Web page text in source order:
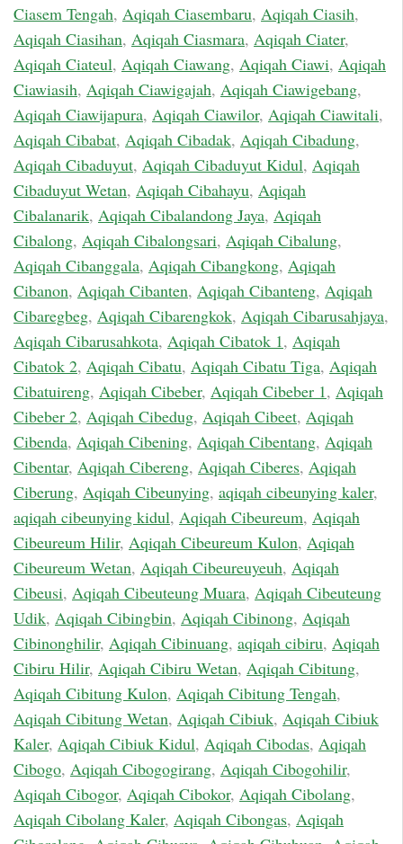
Ciasem Tengah, Aqiqah Ciasembaru, Aqiqah Ciasih,
Aqiqah Ciasihan, Aqiqah Ciasmara, Aqiqah Ciater,
Aqiqah Ciateul, Aqiqah Ciawang, Aqiqah Ciawi, Aqiqah
Ciawiasih, Aqiqah Ciawigajah, Aqiqah Ciawigebang,
Aqiqah Ciawijapura, Aqiqah Ciawilor, Aqiqah Ciawitali,
Aqiqah Cibabat, Aqiqah Cibadak, Aqiqah Cibadung,
Aqiqah Cibaduyut, Aqiqah Cibaduyut Kidul, Aqiqah
Cibaduyut Wetan, Aqiqah Cibahayu, Aqiqah
Cibalanarik, Aqiqah Cibalandong Jaya, Aqiqah
Cibalong, Aqiqah Cibalongsari, Aqiqah Cibalung,
Aqiqah Cibanggala, Aqiqah Cibangkong, Aqiqah
Cibanon, Aqiqah Cibanten, Aqiqah Cibanteng, Aqiqah
Cibaregbeg, Aqiqah Cibarengkok, Aqiqah Cibarusahjaya,
Aqiqah Cibarusahkota, Aqiqah Cibatok 1, Aqiqah
Cibatok 2, Aqiqah Cibatu, Aqiqah Cibatu Tiga, Aqiqah
Cibatuireng, Aqiqah Cibeber, Aqiqah Cibeber 1, Aqiqah
Cibeber 2, Aqiqah Cibedug, Aqiqah Cibeet, Aqiqah
Cibenda, Aqiqah Cibening, Aqiqah Cibentang, Aqiqah
Cibentar, Aqiqah Cibereng, Aqiqah Ciberes, Aqiqah
Ciberung, Aqiqah Cibeunying, aqiqah cibeunying kaler,
aqiqah cibeunying kidul, Aqiqah Cibeureum, Aqiqah
Cibeureum Hilir, Aqiqah Cibeureum Kulon, Aqiqah
Cibeureum Wetan, Aqiqah Cibeureuyeuh, Aqiqah
Cibeusi, Aqiqah Cibeuteung Muara, Aqiqah Cibeuteung
Udik, Aqiqah Cibingbin, Aqiqah Cibinong, Aqiqah
Cibinonghilir, Aqiqah Cibinuang, aqiqah cibiru, Aqiqah
Cibiru Hilir, Aqiqah Cibiru Wetan, Aqiqah Cibitung,
Aqiqah Cibitung Kulon, Aqiqah Cibitung Tengah,
Aqiqah Cibitung Wetan, Aqiqah Cibiuk, Aqiqah Cibiuk
Kaler, Aqiqah Cibiuk Kidul, Aqiqah Cibodas, Aqiqah
Cibogo, Aqiqah Cibogogirang, Aqiqah Cibogohilir,
Aqiqah Cibogor, Aqiqah Cibokor, Aqiqah Cibolang,
Aqiqah Cibolang Kaler, Aqiqah Cibongas, Aqiqah